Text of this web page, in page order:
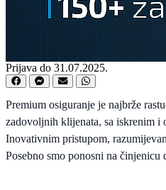
Prijava do 31.07.2025.
Premium osiguranje je najbrže
zadovoljnih klijenata, sa iskrenim i
Inovativnim pristupom,
Posebno smo ponosni na